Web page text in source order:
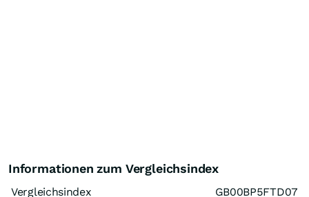
Informationen zum Vergleichsindex
Vergleichsindex GB00BP5FTD07